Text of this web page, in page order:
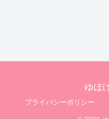
ゆほ
プライバシーポリシー